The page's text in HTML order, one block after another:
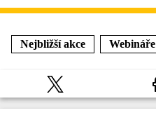
Nejbližší akce Webináře